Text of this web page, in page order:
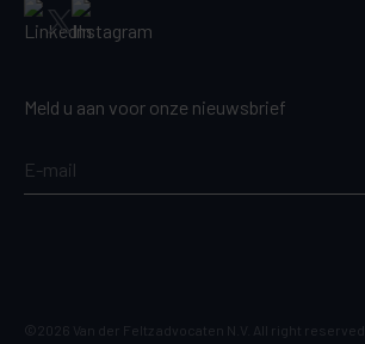
Meld u aan voor onze nieuwsbrief
©2026 Van der Feltz advocaten N.V. All right reserved.